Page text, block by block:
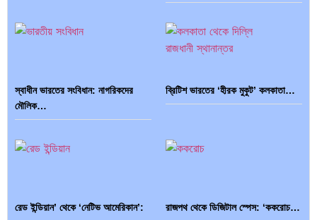
স্বাধীন ভারতের সংবিধান: নাগরিকদের
মৌলিক…
ব্রিটিশ ভারতের ‘হীরক মুকুট’ কলকাতা…
রেড ইন্ডিয়ান’ থেকে ‘নেটিভ আমেরিকান’:
রাজপথ থেকে ডিজিটাল স্পেস: ‘ককরোচ…